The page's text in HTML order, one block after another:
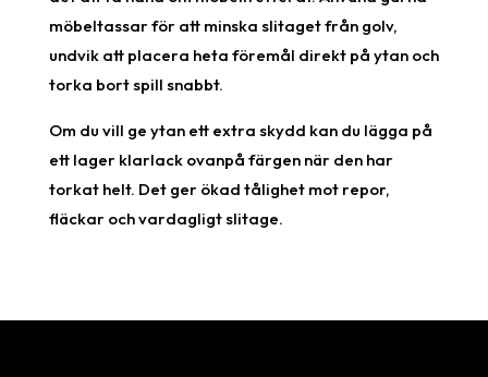
möbeltassar för att minska slitaget från golv,
undvik att placera heta föremål direkt på ytan och
torka bort spill snabbt.
Om du vill ge ytan ett extra skydd kan du lägga på
ett lager klarlack ovanpå färgen när den har
torkat helt. Det ger ökad tålighet mot repor,
fläckar och vardagligt slitage.